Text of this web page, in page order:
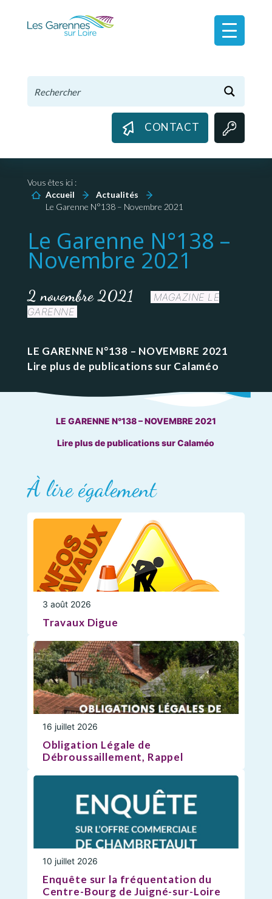
CONTACT
Vous êtes ici :
Accueil
Actualités
Le Garenne N°138 – Novembre 2021
Le Garenne N°138 –
Novembre 2021
2 novembre 2021
MAGAZINE LE
GARENNE
LE GARENNE N°138 – NOVEMBRE 2021
Lire plus de publications sur Calaméo
LE GARENNE N°138 – NOVEMBRE 2021
Lire plus de publications sur Calaméo
À lire également
3 août 2026
Travaux Digue
16 juillet 2026
Obligation Légale de
Débroussaillement, Rappel
10 juillet 2026
Enquête sur la fréquentation du
Centre-Bourg de Juigné-sur-Loire